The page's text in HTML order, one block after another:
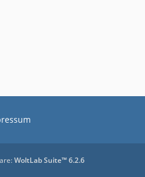
WoltLab Suite™ 6.2.6